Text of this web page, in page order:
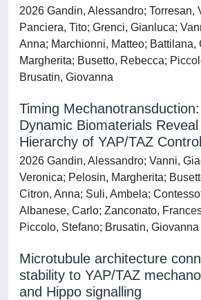
2026 Gandin, Alessandro; Torresan,
Panciera, Tito; Grenci, Gianluca;
Anna; Marchionni, Matteo; Battilana,
Margherita; Busetto, Rebecca;
Brusatin, Giovanna
Timing
Dynamic Biomaterials Reveal
Hierarchy of YAP/TAZ
2026 Gandin, Alessandro; Vanni,
Veronica; Pelosin, Margherita;
Citron, Anna; Suli, Ambela;
Albanese, Carlo; Zanconato,
Piccolo, Stefano; Brusatin, Giovanna
Microtubule architecture
stability to YAP/TAZ
and Hippo signalling